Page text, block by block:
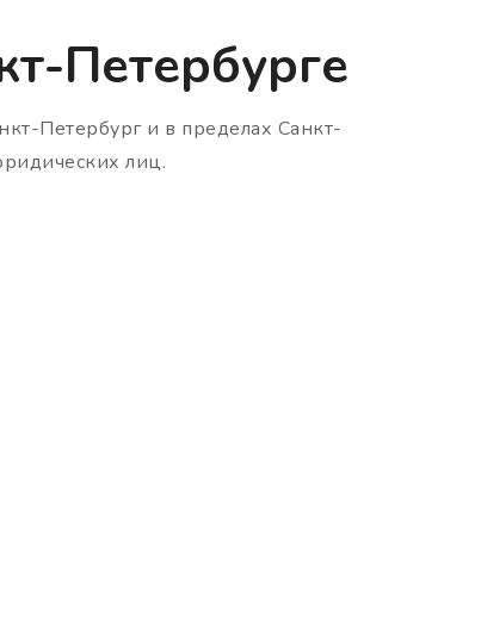
Петербурге
Петербург и в пределах Санкт-
лиц.